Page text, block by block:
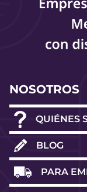
NOSOTROS
QUIÉNES
BLOG
PARA